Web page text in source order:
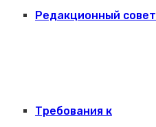
Редакционный совет
Требования к